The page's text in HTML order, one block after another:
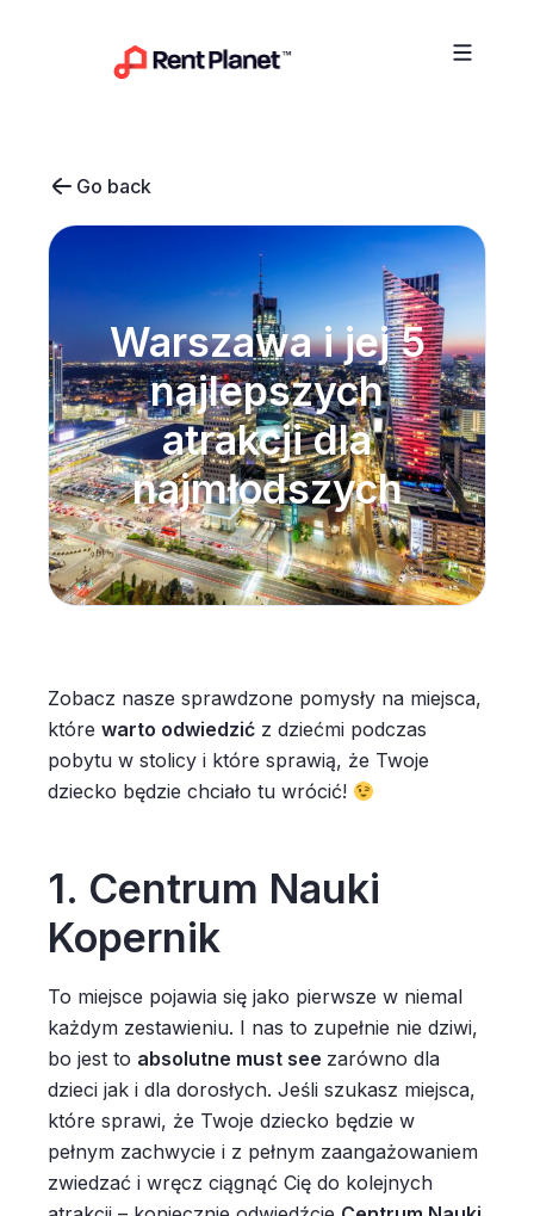
Go back
Warszawa i jej 5
najlepszych
atrakcji dla
najmłodszych
Zobacz nasze sprawdzone pomysły na miejsca,
które warto odwiedzić z dziećmi podczas
pobytu w stolicy i które sprawią, że Twoje
dziecko będzie chciało tu wrócić!
1. Centrum Nauki
Kopernik
To miejsce pojawia się jako pierwsze w niemal
każdym zestawieniu. I nas to zupełnie nie dziwi,
bo jest to absolutne must see zarówno dla
dzieci jak i dla dorosłych. Jeśli szukasz miejsca,
które sprawi, że Twoje dziecko będzie w
pełnym zachwycie i z pełnym zaangażowaniem
zwiedzać i wręcz ciągnąć Cię do kolejnych